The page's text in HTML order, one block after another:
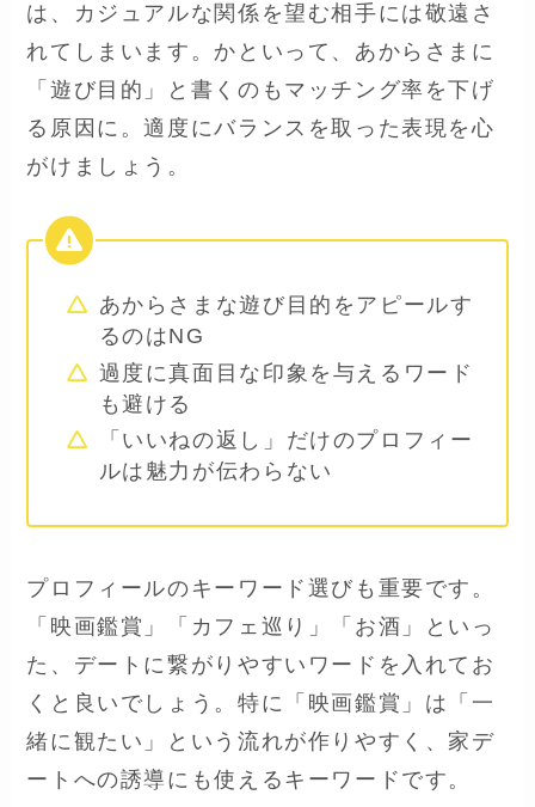
は、カジュアルな関係を望む相手には敬遠さ
れてしまいます。かといって、あからさまに
「遊び目的」と書くのもマッチング率を下げ
る原因に。適度にバランスを取った表現を心
がけましょう。
あからさまな遊び目的をアピールす
るのはNG
過度に真面目な印象を与えるワード
も避ける
「いいねの返し」だけのプロフィー
ルは魅力が伝わらない
プロフィールのキーワード選びも重要です。
「映画鑑賞」「カフェ巡り」「お酒」といっ
た、デートに繋がりやすいワードを入れてお
くと良いでしょう。特に「映画鑑賞」は「一
緒に観たい」という流れが作りやすく、家デ
ートへの誘導にも使えるキーワードです。